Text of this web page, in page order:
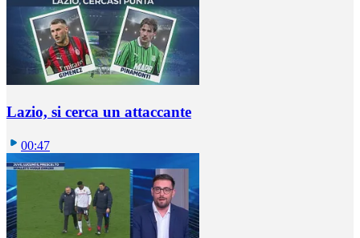
Lazio, si cerca un attaccante
00:47